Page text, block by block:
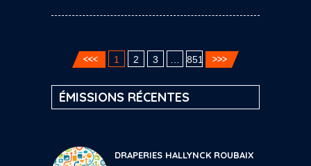
1 2 3 851
ÉMISSIONS RÉCENTES
DRAPERIES HALLYNCK ROUBAIX